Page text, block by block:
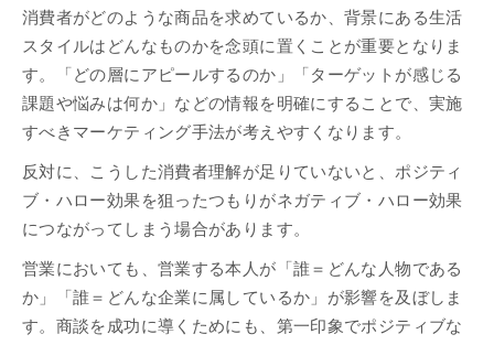
消費者がどのような商品を求めているか、背景にある生活
スタイルはどんなものかを念頭に置くことが重要となりま
す。「どの層にアピールするのか」「ターゲットが感じる
課題や悩みは何か」などの情報を明確にすることで、実施
すべきマーケティング手法が考えやすくなります。
反対に、こうした消費者理解が足りていないと、ポジティ
ブ・ハロー効果を狙ったつもりがネガティブ・ハロー効果
につながってしまう場合があります。
営業においても、営業する本人が「誰＝どんな人物である
か」「誰＝どんな企業に属しているか」が影響を及ぼしま
す。商談を成功に導くためにも、第一印象でポジティブな